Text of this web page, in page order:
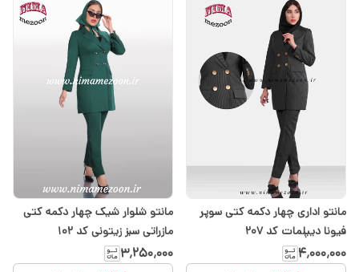
مانتو اداری چهار دکمه کتی سوپر
فیونا دیپلمات کد ۲۰۷
۴٬۰۰۰٬۰۰۰
مانتو شلوار شیک چهار دکمه کتی
مازراتی سبز زیتونی کد 102
۳٬۲۵۰٬۰۰۰